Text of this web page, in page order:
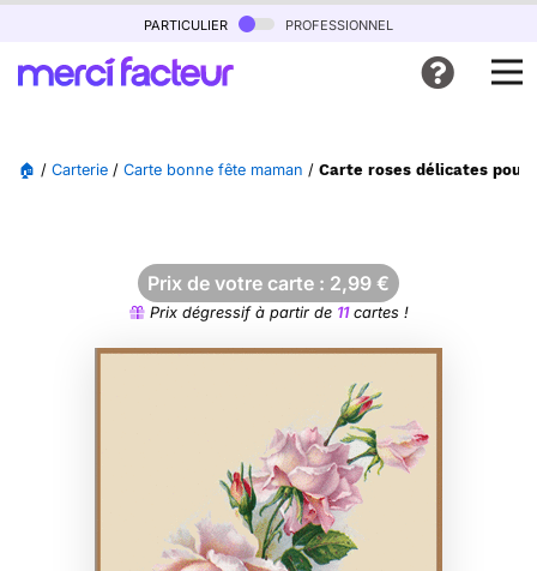
particulier professionnel
🏠 / Carterie / Carte bonne fête maman / Carte roses délicates pour
Prix de votre carte : 2,99 €
Prix dégressif à partir de 11cartes !